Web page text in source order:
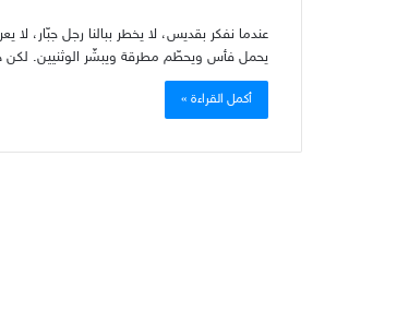
عندما نفكر بقديس، لا يخطر ببالنا رجل جبّار، لا
يحمل فأس ويحطّم مطرقة ويبشّر الوثنيين.
أكمل القراءة »